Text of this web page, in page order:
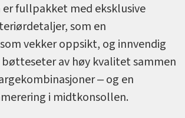
fullpakket med eksklusive
som en
vekker oppsikt, og innvendig
av høy kvalitet sammen
‒ og en
i midtkonsollen.